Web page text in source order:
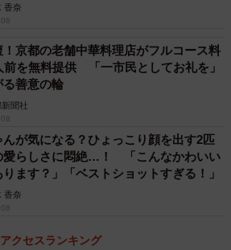
香奈
！京都の老舗中華料理店がフルコース料
前を無料提供 「一市民としてお礼を」
る善意の輪
新聞社
んが気になる？ひょっこり顔を出す2匹
愛らしさに悶絶…！ 「こんなかわいい
ます？」「ベストショットすぎる！」
香奈
アクセスランキング